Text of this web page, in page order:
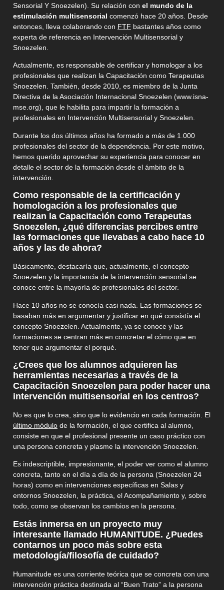
Sensorial Y Snoezelen). Su relación con el mundo de la
estimulación multisensorial comenzó hace 20 años. Desde
entonces, lleva colaborando con FTF bastantes años como
experta de referencia en Intervención Multisensorial y
Snoezelen.
Actualmente, es responsable de certificar y homologar a los
profesionales que realizan la Capacitación como Terapeutas
Snoezelen. También, desde 2010, es miembro de la Junta
Directiva de la Asociación Internacional Snoezelen (www.isna-
mse.org), que le habilita para impartir la formación a
profesionales en Intervención Multisensorial y Snoezelen.
Durante los dos últimos años ha formado a más de 1.000
profesionales del sector de la dependencia. Por este motivo,
hemos querido aprovechar su experiencia para conocer en
detalle el sector de la formación desde el ámbito de la
intervención.
Como responsable de la certificación y
homologación a los profesionales que
realizan la Capacitación como Terapeutas
Snoezelen, ¿qué diferencias percibes entre
las formaciones que llevabas a cabo hace 10
años y las de ahora?
Básicamente, destacaría que, actualmente, el concepto
Snoezelen y la importancia de la intervención sensorial se
conoce entre la mayoría de profesionales del sector.
Hace 10 años no se conocía casi nada. Las formaciones se
basaban más en argumentar y justificar en qué consistía el
concepto Snoezelen. Actualmente, ya se conoce y las
formaciones se centran más en concretar el cómo que en
tener que argumentar el porqué.
¿Crees que los alumnos adquieren las
herramientas necesarias a través de la
Capacitación Snoezelen para poder hacer una
intervención multisensorial en los centros?
No es que lo crea, sino que lo evidencio en cada formación. El
último módulo de la formación, el que certifica al alumno,
consiste en que el profesional presente un caso práctico con
una persona concreta y plasme la intervención Snoezelen.
Es indescriptible, impresionante, el poder ver como el alumno
concreta, tanto en el día a día de la persona (Snoezelen 24
horas) como en intervenciones específicas en Salas y
entornos Snoezelen, la práctica, el Acompañamiento y, sobre
todo, como se observan los cambios en la persona.
Estás inmersa en un proyecto muy
interesante llamado HUMANITUDE. ¿Puedes
contarnos un poco más sobre esta
metodología/filosofía de cuidado?
Humanitude es una corriente teórica que se concreta con una
intervención práctica destinada al “Buen Trato” a la persona